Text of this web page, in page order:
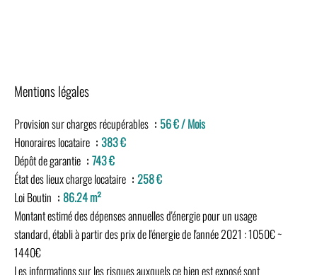
Mentions légales
Provision sur charges récupérables
56 € / Mois
Honoraires locataire
383 €
Dépôt de garantie
743 €
État des lieux charge locataire
258 €
Loi Boutin
86.24 m²
Montant estimé des dépenses annuelles d'énergie pour un usage
standard, établi à partir des prix de l'énergie de l'année 2021 : 1050€ ~
1440€
Les informations sur les risques auxquels ce bien est exposé sont